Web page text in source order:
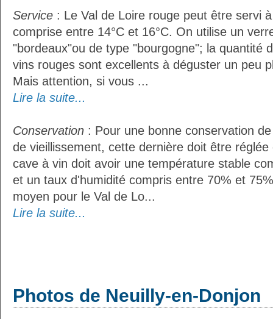
Service : Le Val de Loire rouge peut être servi
comprise entre 14°C et 16°C. On utilise un
"bordeaux"ou de type "bourgogne"; la quantité
vins rouges sont excellents à déguster un peu
Mais attention, si vous ...
Lire la suite...
Conservation : Pour une bonne conservation
de vieillissement, cette dernière doit être réglée
cave à vin doit avoir une température stable
et un taux d'humidité compris entre 70% et
moyen pour le Val de Lo...
Lire la suite...
Photos de Neuilly-en-Donjon